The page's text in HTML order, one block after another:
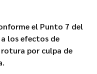
el Punto 7 del
los efectos de
rotura por culpa de